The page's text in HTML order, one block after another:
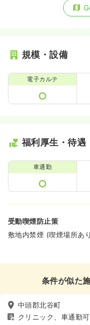
規模・設備
電子カルテ
福利厚生・待遇
車通勤
受動喫煙防止策
敷地内禁煙 (喫煙場所あ
条件が似た
中頭郡北谷町
クリニック、車通勤可